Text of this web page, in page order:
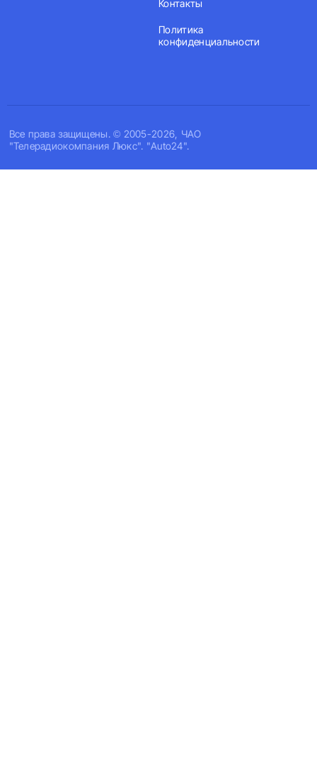
Все права защищены. © 2005-2026, ЧАО
"Телерадиокомпания Люкс". "Auto24".
Контакты
Политика
конфиденциальности